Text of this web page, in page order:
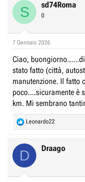
e
S sd74Roma
0
7 Gennaio 2026
Ciao,
stato fatto (città,
manutenzione. Il fatto
poco....sicuramente è
km. Mi sembrano
R
e
Leonardo22
D Draago